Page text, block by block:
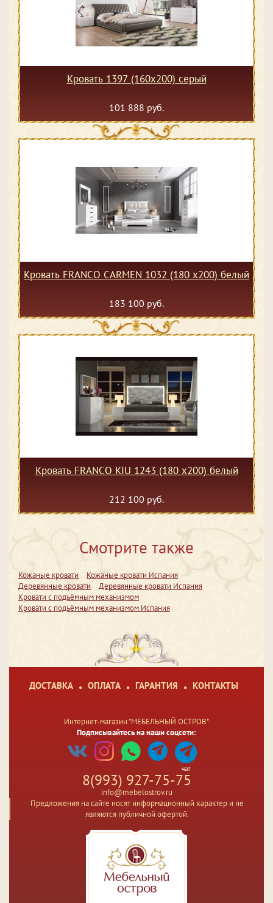
Кровать 1397 (160х200) серый
101 888 руб.
Кровать FRANCO CARMEN 1032 (180 х200) белый
183 100 руб.
Кровать FRANCO KIU 1243 (180 х200) белый
212 100 руб.
Смотрите также
Кожаные кровати
Кожаные кровати Испания
Деревянные кровати
Деревянные кровати Испания
Кровати с подъёмным механизмом
Кровати с подъёмным механизмом Испания
ДОСТАВКА ОПЛАТА ГАРАНТИЯ КОНТАКТЫ
Интернет-магазин "МЕБЕЛЬНЫЙ ОСТРОВ"
Подписывайтесь на наши соцсети:
чат
8(993) 927-75-75
info@mebelostrov.ru
Предложения на сайте носят информационный характер и не
являются публичной офертой.